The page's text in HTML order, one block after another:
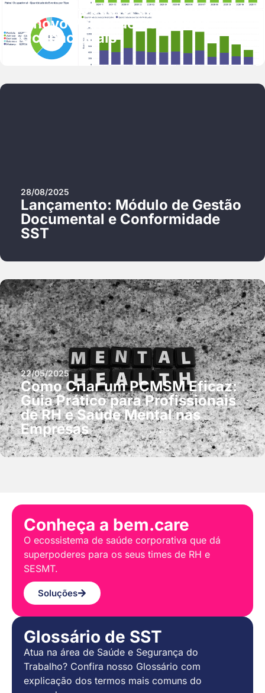
Product Update: apresentamos
o novo Painel de Relatórios
Ocupacionais
28/08/2025
Lançamento: Módulo de Gestão
Documental e Conformidade
SST
22/05/2025
Como Criar um PCMSM Eficaz:
Guia Prático para Profissionais
de RH e Saúde Mental nas
Empresas
Conheça a bem.care
O ecossistema de saúde corporativa que dá
superpoderes para os seus times de RH e
SESMT.
Soluções
Glossário de SST
Atua na área de Saúde e Segurança do
Trabalho? Confira nosso Glossário com
explicação dos termos mais comuns do